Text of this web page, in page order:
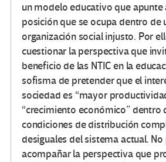
un modelo educativo que apunte
posición que se ocupa dentro de
organización social injusto. Por
cuestionar la perspectiva que
beneficio de las NTIC en la
sofisma de pretender que el
sociedad es “mayor
“crecimiento económico” dentro
condiciones de distribución
desiguales del sistema actual. No
acompañar la perspectiva que